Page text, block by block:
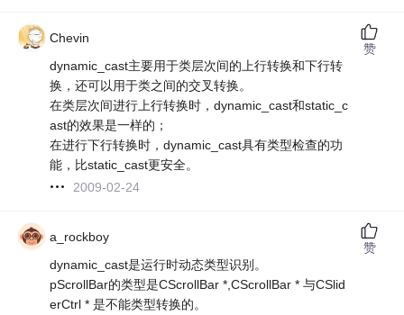
Chevin
dynamic_cast主要用于类层次间的上行转换和下行转
换，还可以用于类之间的交叉转换。
在类层次间进行上行转换时，dynamic_cast和static_c
ast的效果是一样的；
在进行下行转换时，dynamic_cast具有类型检查的功
能，比static_cast更安全。
2009-02-24
赞
a_rockboy
dynamic_cast是运行时动态类型识别。
pScrollBar的类型是CScrollBar *,CScrollBar * 与CSlid
erCtrl * 是不能类型转换的。
赞